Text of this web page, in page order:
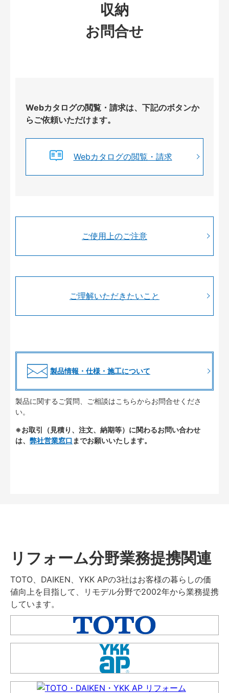
収納
お問合せ
Webカタログの閲覧・請求は、下記のボタンか
らご依頼いただけます。
Webカタログの閲覧・請求
ご使用上のご注意
ご理解いただきたいこと
製品情報・仕様・施工について
製品に関するご質問、ご相談はこちらからお問合せくださ
い。
※お取引（見積り、注文、納期等）に関わるお問い合わせ
は、 弊社営業窓口 までお願いいたします。
リフォーム分野業務提携関連
TOTO、DAIKEN、YKK APの3社はお客様の暮らしの価
値向上を目指して、リモデル分野で2002年から業務提携
しています。